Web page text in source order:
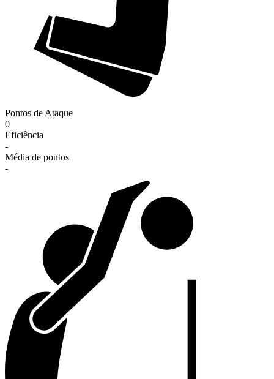
Pontos de Ataque
0
Eficiência
-
Média de pontos
-